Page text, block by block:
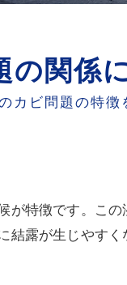
の関係
カビ問題の特徴
特徴です。こ
結露が生じやす